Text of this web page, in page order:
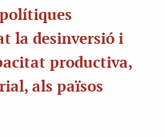
la desinversió i
productiva,
als països